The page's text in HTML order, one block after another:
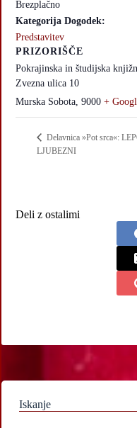
Brezplačno
Kategorija Dogodek:
Predstavitev
PRIZORIŠČE
Pokrajinska in študijska
Zvezna ulica 10
Murska Sobota, 9000 +
Delavnica »Pot srca«:
LJUBEZNI
Deli z ostalimi
Iskanje